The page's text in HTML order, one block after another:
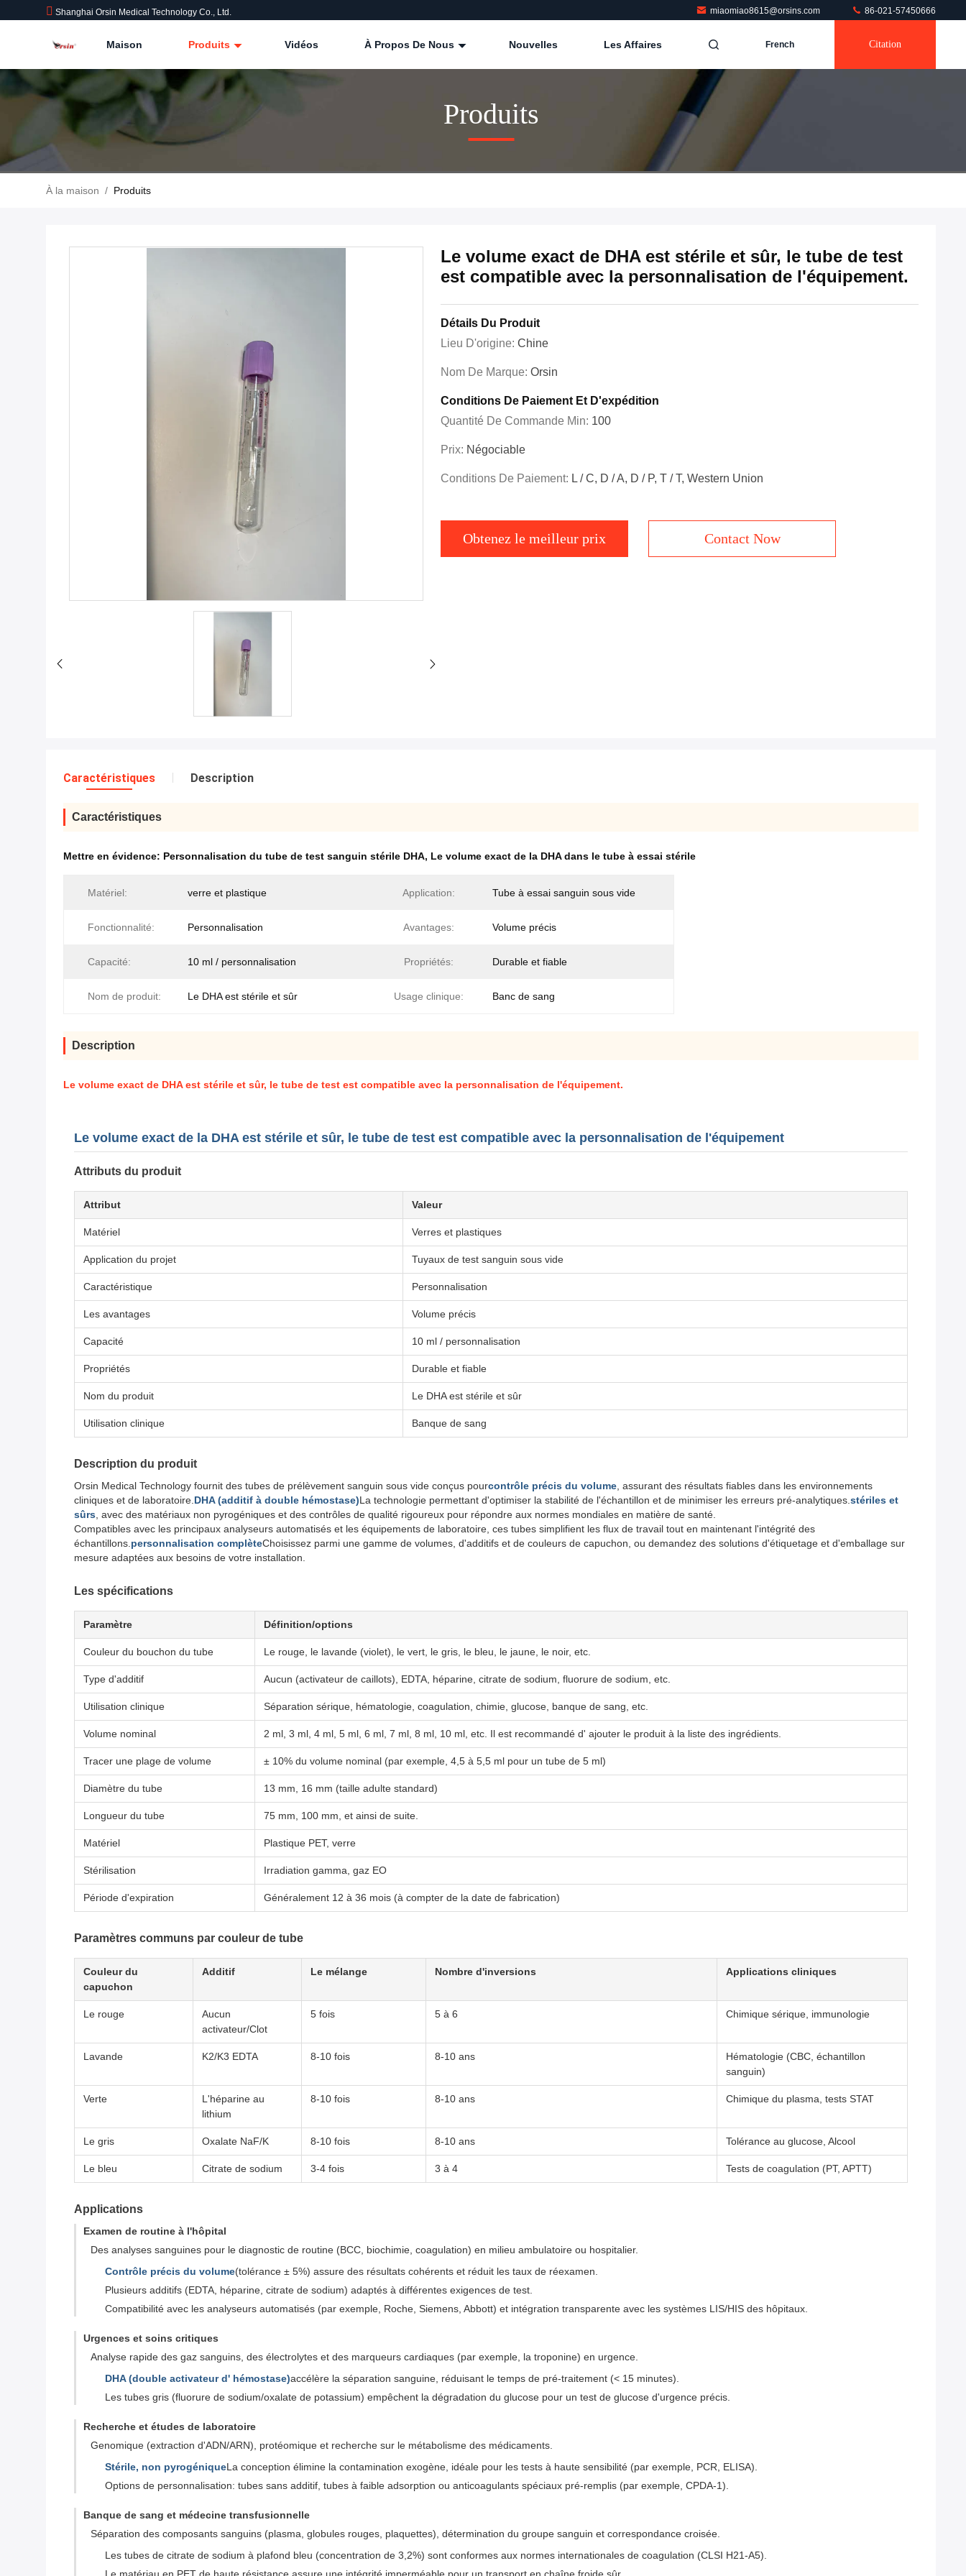
Shanghai Orsin Medical Technology Co., Ltd. miaomiao8615@orsins.com 86-021-57450666
Maison Produits Vidéos À Propos De Nous Nouvelles Les Affaires French Citation
Produits
À la maison / Produits
Le volume exact de DHA est stérile et sûr, le tube de test
est compatible avec la personnalisation de l'équipement.
Détails Du Produit
Lieu D'origine: Chine
Nom De Marque: Orsin
Conditions De Paiement Et D'expédition
Quantité De Commande Min: 100
Prix: Négociable
Conditions De Paiement: L / C, D / A, D / P, T / T, Western Union
Obtenez le meilleur prix Contact Now
Caractéristiques Description
Caractéristiques
Mettre en évidence: Personnalisation du tube de test sanguin stérile DHA, Le volume exact de la DHA dans le tube à essai stérile
Matériel: verre et plastique Application: Tube à essai sanguin sous vide
Fonctionnalité: Personnalisation Avantages: Volume précis
Capacité: 10 ml / personnalisation Propriétés: Durable et fiable
Nom de produit: Le DHA est stérile et sûr Usage clinique: Banc de sang
Description
Le volume exact de DHA est stérile et sûr, le tube de test est compatible avec la personnalisation de l'équipement.
Le volume exact de la DHA est stérile et sûr, le tube de test est compatible avec la personnalisation de l'équipement
Attributs du produit
Attribut Valeur
Matériel Verres et plastiques
Application du projet Tuyaux de test sanguin sous vide
Caractéristique Personnalisation
Les avantages Volume précis
Capacité 10 ml / personnalisation
Propriétés Durable et fiable
Nom du produit Le DHA est stérile et sûr
Utilisation clinique Banque de sang
Description du produit
Orsin Medical Technology fournit des tubes de prélèvement sanguin sous vide conçus pourcontrôle précis du volume, assurant des résultats fiables dans les environnements
cliniques et de laboratoire.DHA (additif à double hémostase)La technologie permettant d'optimiser la stabilité de l'échantillon et de minimiser les erreurs pré-analytiques.stériles et
sûrs, avec des matériaux non pyrogéniques et des contrôles de qualité rigoureux pour répondre aux normes mondiales en matière de santé.
Compatibles avec les principaux analyseurs automatisés et les équipements de laboratoire, ces tubes simplifient les flux de travail tout en maintenant l'intégrité des
échantillons.personnalisation complèteChoisissez parmi une gamme de volumes, d'additifs et de couleurs de capuchon, ou demandez des solutions d'étiquetage et d'emballage sur
mesure adaptées aux besoins de votre installation.
Les spécifications
Paramètre Définition/options
Couleur du bouchon du tube Le rouge, le lavande (violet), le vert, le gris, le bleu, le jaune, le noir, etc.
Type d'additif Aucun (activateur de caillots), EDTA, héparine, citrate de sodium, fluorure de sodium, etc.
Utilisation clinique Séparation sérique, hématologie, coagulation, chimie, glucose, banque de sang, etc.
Volume nominal 2 ml, 3 ml, 4 ml, 5 ml, 6 ml, 7 ml, 8 ml, 10 ml, etc. Il est recommandé d' ajouter le produit à la liste des ingrédients.
Tracer une plage de volume ± 10% du volume nominal (par exemple, 4,5 à 5,5 ml pour un tube de 5 ml)
Diamètre du tube 13 mm, 16 mm (taille adulte standard)
Longueur du tube 75 mm, 100 mm, et ainsi de suite.
Matériel Plastique PET, verre
Stérilisation Irradiation gamma, gaz EO
Période d'expiration Généralement 12 à 36 mois (à compter de la date de fabrication)
Paramètres communs par couleur de tube
Couleur du
capuchon
Additif Le mélange Nombre d'inversions Applications cliniques
Le rouge
Aucun
activateur/Clot
5 fois 5 à 6 Chimique sérique, immunologie
Lavande K2/K3 EDTA 8-10 fois 8-10 ans
Hématologie (CBC, échantillon
sanguin)
Verte
L'héparine au
lithium
8-10 fois 8-10 ans Chimique du plasma, tests STAT
Le gris Oxalate NaF/K 8-10 fois 8-10 ans Tolérance au glucose, Alcool
Le bleu Citrate de sodium 3-4 fois 3 à 4 Tests de coagulation (PT, APTT)
Applications
Examen de routine à l'hôpital
Des analyses sanguines pour le diagnostic de routine (BCC, biochimie, coagulation) en milieu ambulatoire ou hospitalier.
Contrôle précis du volume(tolérance ± 5%) assure des résultats cohérents et réduit les taux de réexamen.
Plusieurs additifs (EDTA, héparine, citrate de sodium) adaptés à différentes exigences de test.
Compatibilité avec les analyseurs automatisés (par exemple, Roche, Siemens, Abbott) et intégration transparente avec les systèmes LIS/HIS des hôpitaux.
Urgences et soins critiques
Analyse rapide des gaz sanguins, des électrolytes et des marqueurs cardiaques (par exemple, la troponine) en urgence.
DHA (double activateur d' hémostase)accélère la séparation sanguine, réduisant le temps de pré-traitement (< 15 minutes).
Les tubes gris (fluorure de sodium/oxalate de potassium) empêchent la dégradation du glucose pour un test de glucose d'urgence précis.
Recherche et études de laboratoire
Genomique (extraction d'ADN/ARN), protéomique et recherche sur le métabolisme des médicaments.
Stérile, non pyrogéniqueLa conception élimine la contamination exogène, idéale pour les tests à haute sensibilité (par exemple, PCR, ELISA).
Options de personnalisation: tubes sans additif, tubes à faible adsorption ou anticoagulants spéciaux pré-remplis (par exemple, CPDA-1).
Banque de sang et médecine transfusionnelle
Séparation des composants sanguins (plasma, globules rouges, plaquettes), détermination du groupe sanguin et correspondance croisée.
Les tubes de citrate de sodium à plafond bleu (concentration de 3,2%) sont conformes aux normes internationales de coagulation (CLSI H21-A5).